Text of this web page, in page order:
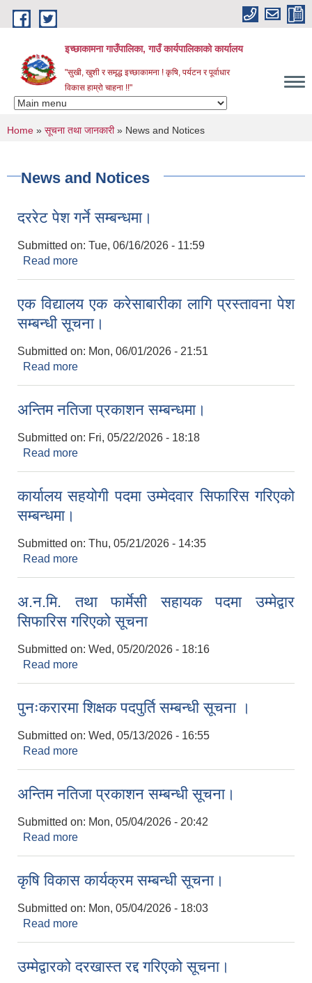
Skip to main content
इच्छाकामना गाउँपालिका, गाउँ कार्यपालिकाको कार्यालय
"सुखी, खुशी र समृद्ध इच्छाकामना ! कृषि, पर्यटन र पूर्वाधार
विकास हाम्रो चाहना !!"
You are here
Home » सूचना तथा जानकारी» News and Notices
News and Notices
दररेट पेश गर्ने सम्बन्धमा।
Submitted on: Tue, 06/16/2026 - 11:59
Read more
एक विद्यालय एक करेसाबारीका लागि प्रस्तावना पेश
सम्बन्धी सूचना।
Submitted on: Mon, 06/01/2026 - 21:51
Read more
अन्तिम नतिजा प्रकाशन सम्बन्धमा।
Submitted on: Fri, 05/22/2026 - 18:18
Read more
कार्यालय सहयोगी पदमा उम्मेदवार सिफारिस गरिएको
सम्बन्धमा।
Submitted on: Thu, 05/21/2026 - 14:35
Read more
अ.न.मि. तथा फार्मेसी सहायक पदमा उम्मेद्वार
सिफारिस गरिएको सूचना
Submitted on: Wed, 05/20/2026 - 18:16
Read more
पुनःकरारमा शिक्षक पदपुर्ति सम्बन्धी सूचना ।
Submitted on: Wed, 05/13/2026 - 16:55
Read more
अन्तिम नतिजा प्रकाशन सम्बन्धी सूचना।
Submitted on: Mon, 05/04/2026 - 20:42
Read more
कृषि विकास कार्यक्रम सम्बन्धी सूचना।
Submitted on: Mon, 05/04/2026 - 18:03
Read more
उम्मेद्वारको दरखास्त रद्द गरिएको सूचना।